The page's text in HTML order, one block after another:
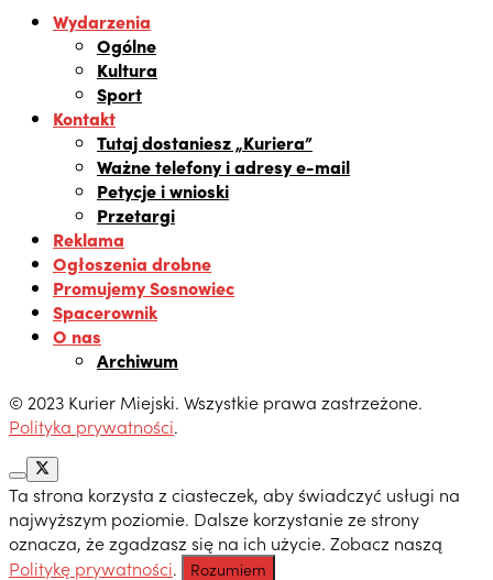
Wydarzenia
Ogólne
Kultura
Sport
Kontakt
Tutaj dostaniesz „Kuriera”
Ważne telefony i adresy e-mail
Petycje i wnioski
Przetargi
Reklama
Ogłoszenia drobne
Promujemy Sosnowiec
Spacerownik
O nas
Archiwum
© 2023 Kurier Miejski. Wszystkie prawa zastrzeżone.
Polityka prywatności.
Ta strona korzysta z ciasteczek, aby świadczyć usługi na
najwyższym poziomie. Dalsze korzystanie ze strony
oznacza, że zgadzasz się na ich użycie. Zobacz naszą
Politykę prywatności. Rozumiem